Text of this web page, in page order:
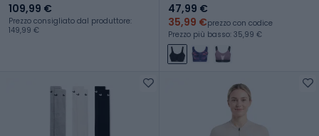
109,99 €
Prezzo consigliato dal produttore:
149,99 €
47,99 €
35,99 €prezzo con codice
Prezzo più basso: 35,99 €